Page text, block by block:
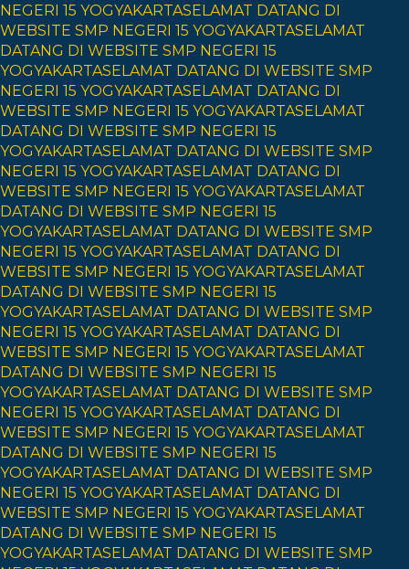
NEGERI 15 YOGYAKARTASELAMAT DATANG DI
WEBSITE SMP NEGERI 15 YOGYAKARTASELAMAT
DATANG DI WEBSITE SMP NEGERI 15
YOGYAKARTASELAMAT DATANG DI WEBSITE SMP
NEGERI 15 YOGYAKARTASELAMAT DATANG DI
WEBSITE SMP NEGERI 15 YOGYAKARTASELAMAT
DATANG DI WEBSITE SMP NEGERI 15
YOGYAKARTASELAMAT DATANG DI WEBSITE SMP
NEGERI 15 YOGYAKARTASELAMAT DATANG DI
WEBSITE SMP NEGERI 15 YOGYAKARTASELAMAT
DATANG DI WEBSITE SMP NEGERI 15
YOGYAKARTASELAMAT DATANG DI WEBSITE SMP
NEGERI 15 YOGYAKARTASELAMAT DATANG DI
WEBSITE SMP NEGERI 15 YOGYAKARTASELAMAT
DATANG DI WEBSITE SMP NEGERI 15
YOGYAKARTASELAMAT DATANG DI WEBSITE SMP
NEGERI 15 YOGYAKARTASELAMAT DATANG DI
WEBSITE SMP NEGERI 15 YOGYAKARTASELAMAT
DATANG DI WEBSITE SMP NEGERI 15
YOGYAKARTASELAMAT DATANG DI WEBSITE SMP
NEGERI 15 YOGYAKARTASELAMAT DATANG DI
WEBSITE SMP NEGERI 15 YOGYAKARTASELAMAT
DATANG DI WEBSITE SMP NEGERI 15
YOGYAKARTASELAMAT DATANG DI WEBSITE SMP
NEGERI 15 YOGYAKARTASELAMAT DATANG DI
WEBSITE SMP NEGERI 15 YOGYAKARTASELAMAT
DATANG DI WEBSITE SMP NEGERI 15
YOGYAKARTASELAMAT DATANG DI WEBSITE SMP